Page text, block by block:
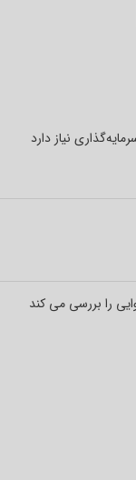
را بررسی می کند